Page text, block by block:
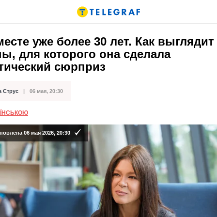
уже более 30 лет. Как
для которого она сделала
сюрприз
Струс 06 мая, 20:30
06 мая 2026, 20:30